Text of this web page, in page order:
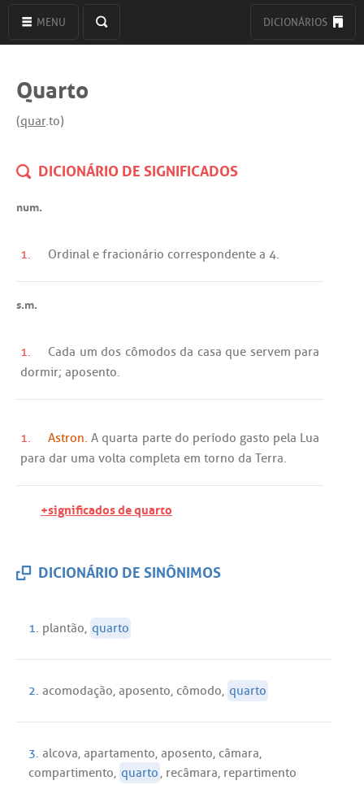
MENU DICIONÁRIOS
Quarto
(quar.to)
DICIONÁRIO DE SIGNIFICADOS
num.
1. Ordinale fracionário correspondente a 4.
s.m.
1. Cada um dos cômodos da casa que servem para
dormir; aposento.
1. Astron. A quarta parte do período gasto pela Lua
para dar uma volta completa em torno da Terra.
+significados de quarto
DICIONÁRIO DE SINÔNIMOS
1. plantão, quarto
2. acomodação, aposento, cômodo, quarto
3. alcova, apartamento, aposento, câmara,
compartimento, quarto , recâmara, repartimento